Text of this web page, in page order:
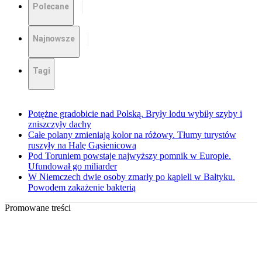
Polecane
Najnowsze
Tagi
Potężne gradobicie nad Polską. Bryły lodu wybiły szyby i
zniszczyły dachy
Całe polany zmieniają kolor na różowy. Tłumy turystów
ruszyły na Halę Gąsienicową
Pod Toruniem powstaje najwyższy pomnik w Europie.
Ufundował go miliarder
W Niemczech dwie osoby zmarły po kąpieli w Bałtyku.
Powodem zakażenie bakterią
Promowane treści